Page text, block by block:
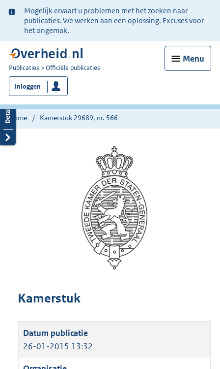
Ter
informatie:
Mogelijk ervaart u problemen met het zoeken naar
publicaties. We werken aan een oplossing. Excuses voor
het ongemak.
Menu
U
bent
nu
hier:
Publicaties Officiële publicaties
Inloggen
Home Kamerstuk 29689, nr. 566
Kamerstuk
26-01-2015 13:32